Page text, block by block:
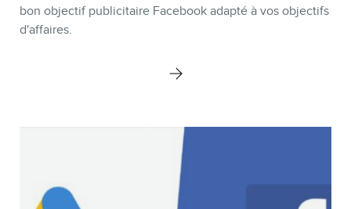
bon objectif publicitaire Facebook adapté à vos objectifs
d'affaires.